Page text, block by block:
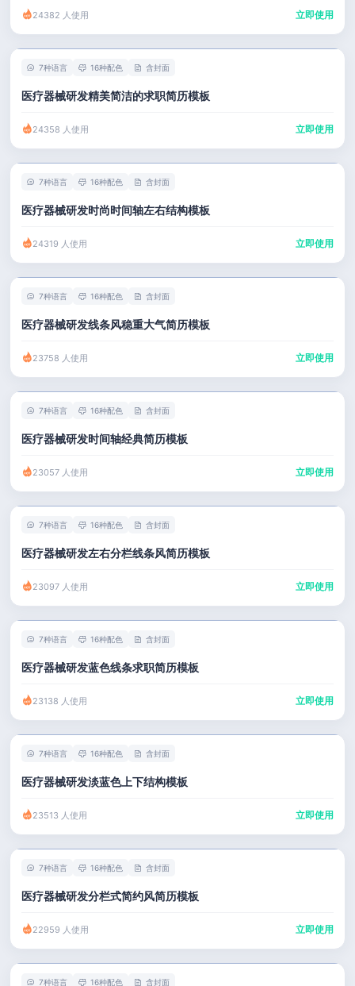
24382 人使用 立即使用
7种语言 16种配色 含封面
医疗器械研发精美简洁的求职简历模板
24358 人使用 立即使用
7种语言 16种配色 含封面
医疗器械研发时尚时间轴左右结构模板
24319 人使用 立即使用
7种语言 16种配色 含封面
医疗器械研发线条风稳重大气简历模板
23758 人使用 立即使用
7种语言 16种配色 含封面
医疗器械研发时间轴经典简历模板
23057 人使用 立即使用
7种语言 16种配色 含封面
医疗器械研发左右分栏线条风简历模板
23097 人使用 立即使用
7种语言 16种配色 含封面
医疗器械研发蓝色线条求职简历模板
23138 人使用 立即使用
7种语言 16种配色 含封面
医疗器械研发淡蓝色上下结构模板
23513 人使用 立即使用
7种语言 16种配色 含封面
医疗器械研发分栏式简约风简历模板
22959 人使用 立即使用
7种语言 16种配色 含封面